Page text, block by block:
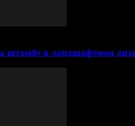
штамбе в ландшафтном